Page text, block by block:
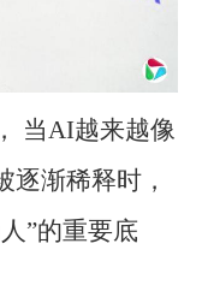
当AI越来越像
逐渐稀释时，
”的重要底